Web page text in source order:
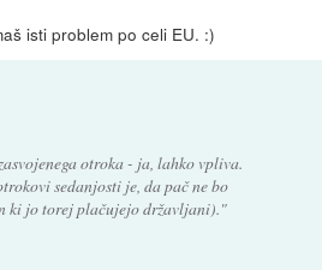
isti problem po celi EU. :)
otroka - ja, lahko vpliva.
sedanjosti je, da pač ne bo
ki jo torej plačujejo državljani)."